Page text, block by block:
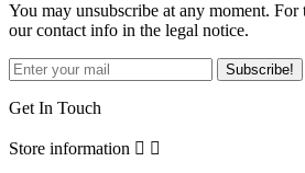
You may unsubscribe at any moment. For
our contact info in the legal notice.
Get In Touch
Store information  